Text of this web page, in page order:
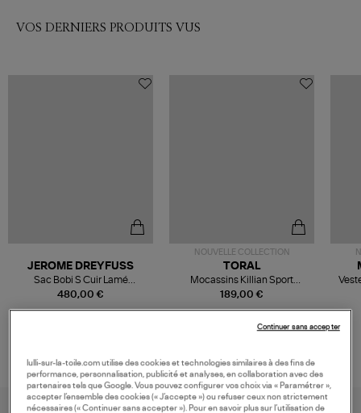
VOS DERNIERS PRODUITS VUS
480,00 €
JEROME DREYFUSS
Sac Bobi S Cuir Lamé
Champagne
NOUVELLE COLLECTION
189,00 €
TORAL
Mocassins Killian Sport
Mousse
lulli-sur-la-toile.com utilise des cookies et technologies similaires à des fins de
performance, personnalisation, publicité et analyses, en collaboration avec des
partenaires tels que Google. Vous pouvez configurer vos choix via « Paramétrer »,
accepter l’ensemble des cookies (« J’accepte ») ou refuser ceux non strictement
nécessaires (« Continuer sans accepter »). Pour en savoir plus sur l’utilisation de
Continuer sans accepter